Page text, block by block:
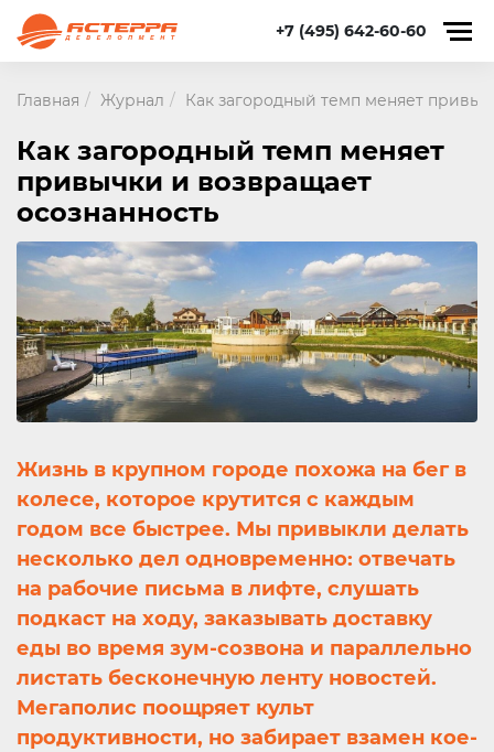
+7 (495) 642-60-60
Главная Журнал Как загородный темп меняет
Как загородный темп меняет
привычки и возвращает
осознанность
Жизнь в крупном городе похожа на бег в
колесе, которое крутится с каждым
годом все быстрее. Мы привыкли делать
несколько дел одновременно: отвечать
на рабочие письма в лифте, слушать
подкаст на ходу, заказывать доставку
еды во время зум-созвона и параллельно
листать бесконечную ленту новостей.
Мегаполис поощряет культ
продуктивности, но забирает взамен кое-